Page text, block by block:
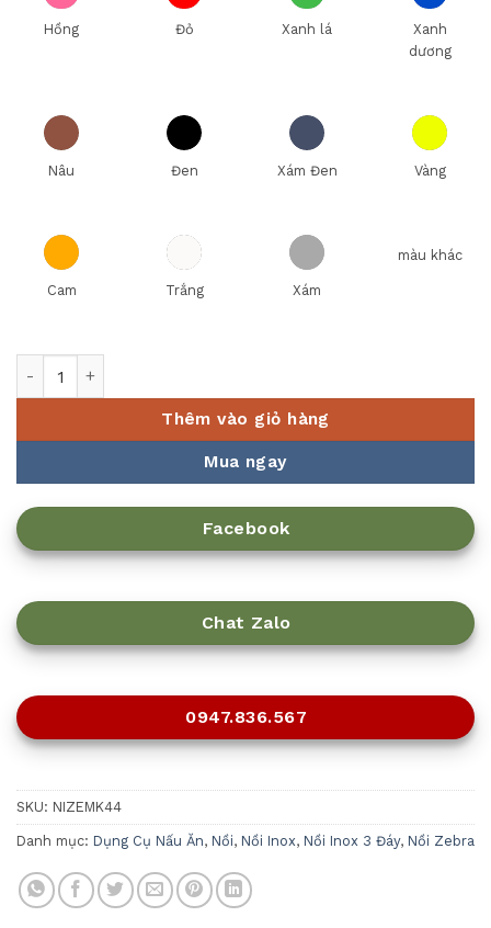
Hồng Đỏ Xanh lá
Xanh
dương
Nâu Đen Xám Đen Vàng
Cam Trắng Xám
màu khác
Thêm vào giỏ hàng
Mua ngay
Facebook
Chat Zalo
0947.836.567
SKU: NIZEMK44
Danh mục: Dụng Cụ Nấu Ăn, Nồi, Nồi Inox, Nồi Inox 3 Đáy, Nồi Zebra